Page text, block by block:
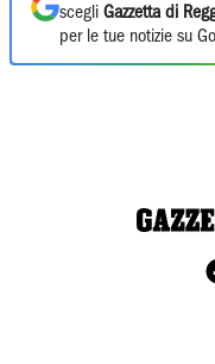
scegli Gazzetta di
per le tue notizie su